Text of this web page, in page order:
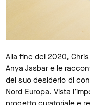
Alla fine del 2020,
Anya Jasbar e le
del suo desiderio di
Nord Europa. Vista